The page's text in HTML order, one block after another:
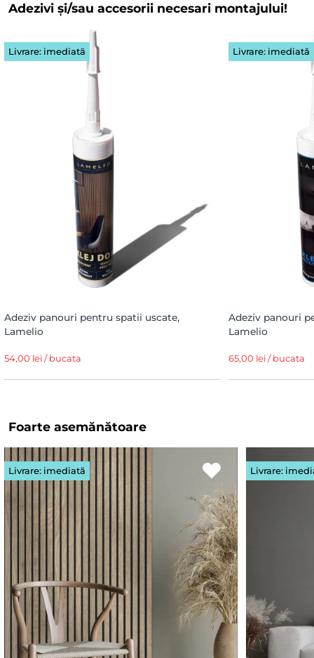
Adezivi și/sau accesorii necesari montajului!
Livrare: imediată
Adeziv panouri pentru spatii uscate,
Lamelio
54,00 lei / bucata
Livrare: imediată
Adeziv panouri
Lamelio
65,00 lei / bucata
Foarte asemănătoare
Livrare: imediată Livrare: